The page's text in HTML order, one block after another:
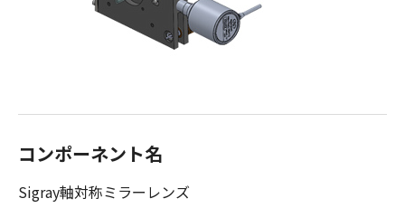
コンポーネント名
Sigray軸対称ミラーレンズ